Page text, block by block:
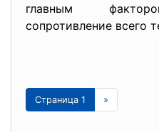
главным
сопротивление всего
Страница 1 »